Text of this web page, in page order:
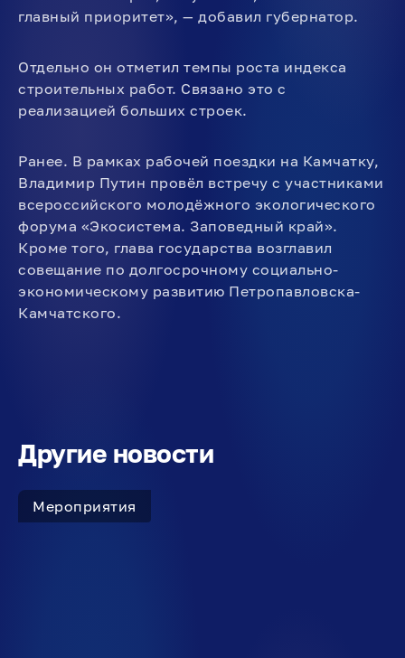
главный приоритет», — добавил губернатор.
Отдельно он отметил темпы роста индекса
строительных работ. Связано это с
реализацией больших строек.
Ранее. В рамках рабочей поездки на Камчатку,
Владимир Путин провёл встречу с участниками
всероссийского молодёжного экологического
форума «Экосистема. Заповедный край».
Кроме того, глава государства возглавил
совещание по долгосрочному социально-
экономическому развитию Петропавловска-
Камчатского.
Другие новости
Мероприятия